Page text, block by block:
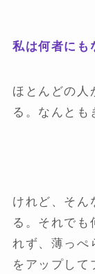
私は何者に
ほとんどの人
る。なんとも
けれど、そん
る。それでも
れず、薄っぺ
をアップして